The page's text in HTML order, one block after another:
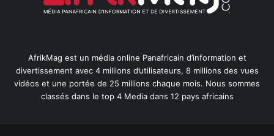
AfrikMag est un média online Panafricain d’information et
divertissement avec 4 millions d’utilisateurs, 8 millions des vues
vidéos et une portée de 25 millions chaque mois. Nous sommes
classés dans le top 4 Media dans 12 pays africains